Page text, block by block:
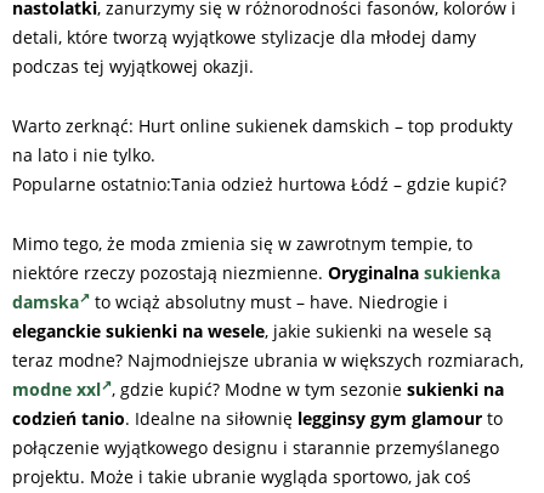
nastolatki, zanurzymy się w różnorodności fasonów, kolorów i
detali, które tworzą wyjątkowe stylizacje dla młodej damy
podczas tej wyjątkowej okazji.
Warto zerknąć: Hurt online sukienek damskich – top produkty
na lato i nie tylko.
Popularne ostatnio:Tania odzież hurtowa Łódź – gdzie kupić?
Mimo tego, że moda zmienia się w zawrotnym tempie, to
niektóre rzeczy pozostają niezmienne. Oryginalna sukienka
damska
to wciąż absolutny must – have. Niedrogie i
eleganckie sukienki na wesele, jakie sukienki na wesele są
teraz modne? Najmodniejsze ubrania w większych rozmiarach,
modne xxl , gdzie kupić? Modne w tym sezonie sukienki na
codzień tanio. Idealne na siłownię legginsy gym glamour to
połączenie wyjątkowego designu i starannie przemyślanego
projektu. Może i takie ubranie wygląda sportowo, jak coś